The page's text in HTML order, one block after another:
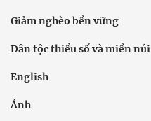
Giảm nghèo bền vững
Dân tộc thiểu số và miền núi
English
Ảnh